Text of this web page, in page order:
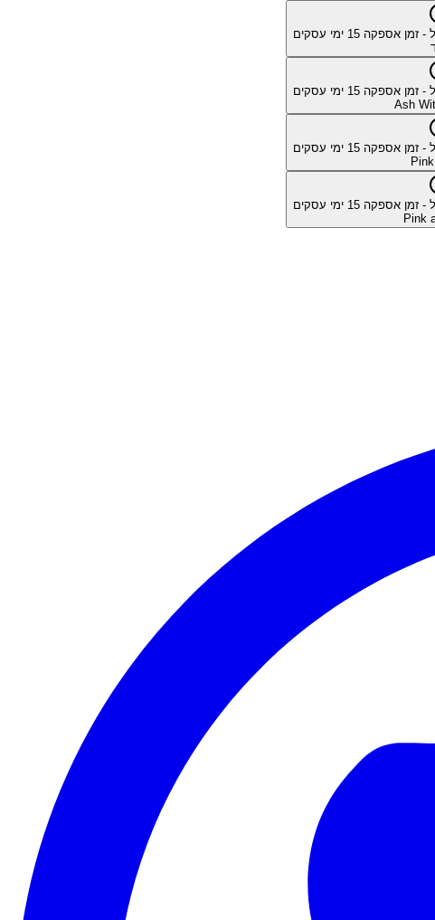
- זמן אספקה 15 ימי עסקים
- זמן אספקה 15 ימי עסקים
Ash
- זמן אספקה 15 ימי עסקים
- זמן אספקה 15 ימי עסקים
Pink